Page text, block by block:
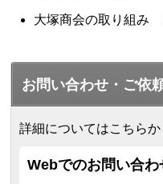
大塚商会の取り組み
お問い合わせ・ご依
詳細についてはこちら
Webでのお問い合わ